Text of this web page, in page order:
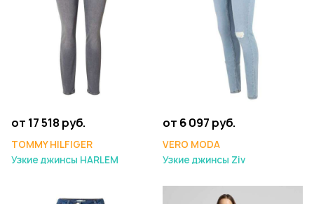
от 17 518 руб.
TOMMY HILFIGER
Узкие джинсы HARLEM
от 6 097 руб.
VERO MODA
Узкие джинсы Ziv